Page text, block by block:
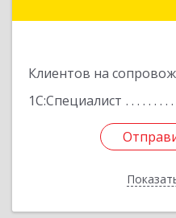
Клиентов на
1С:Специалист